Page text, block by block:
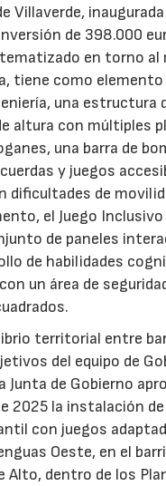
Villaverde,
de 398.000
en torno al
tiene como
una estructura
altura con múltiples
una barra de
y juegos
dificultades de
el Juego
de paneles
de habilidades
un área de
territorial entre
del equipo de
Junta de Gobierno
2025 la instalación
con juegos
Oeste, en el
Alto, dentro de los